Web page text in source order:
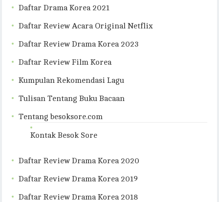
Daftar Drama Korea 2021
Daftar Review Acara Original Netflix
Daftar Review Drama Korea 2023
Daftar Review Film Korea
Kumpulan Rekomendasi Lagu
Tulisan Tentang Buku Bacaan
Tentang besoksore.com
Kontak Besok Sore
Daftar Review Drama Korea 2020
Daftar Review Drama Korea 2019
Daftar Review Drama Korea 2018